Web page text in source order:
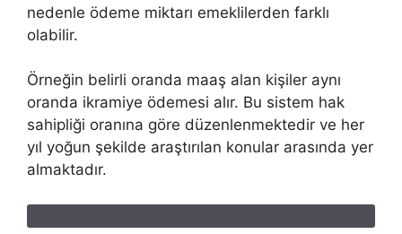
nedenle ödeme miktarı emeklilerden farklı
olabilir.
Örneğin belirli oranda maaş alan kişiler aynı
oranda ikramiye ödemesi alır. Bu sistem hak
sahipliği oranına göre düzenlenmektedir ve her
yıl yoğun şekilde araştırılan konular arasında yer
almaktadır.